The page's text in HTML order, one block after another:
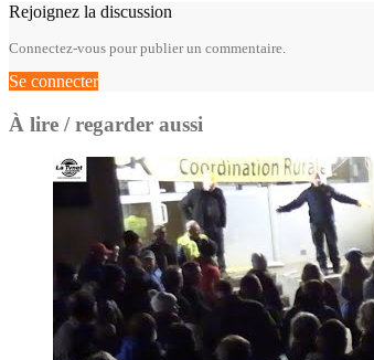
Rejoignez la discussion
Connectez-vous pour publier un commentaire.
Se connecter
À lire / regarder aussi